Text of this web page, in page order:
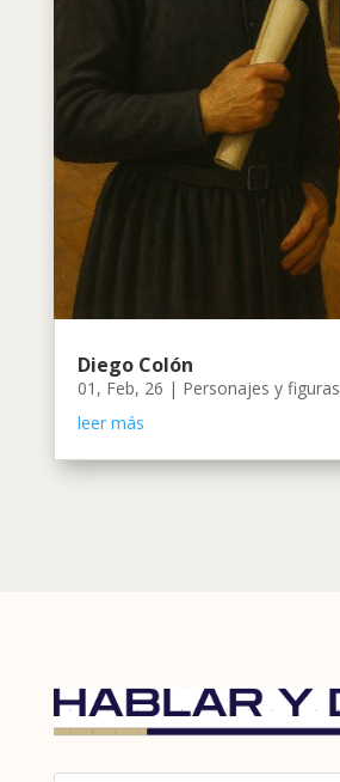
Diego Colón
01, Feb, 26 | Personajes y figuras
leer más